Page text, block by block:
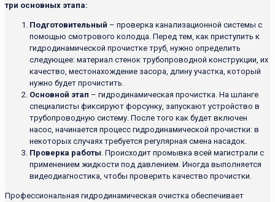
три основных этапа:
Подготовительный – проверка канализационной системы с
помощью смотрового колодца. Перед тем, как приступить к
гидродинамической прочистке труб, нужно определить
следующее: материал стенок трубопроводной конструкции, их
качество, местонахождение засора, длину участка, который
нужно будет прочистить.
Основной этап – гидродинамическая прочистка. На шланге
специалисты фиксируют форсунку, запускают устройство в
трубопроводную систему. После того как будет включен
насос, начинается процесс гидродинамической прочистки: в
некоторых случаях требуется регулярная смена насадок.
Проверка работы. Происходит промывка всей магистрали с
применением жидкости под давлением. Иногда выполняется
видеодиагностика, чтобы проверить качество прочистки.
Профессиональная гидродинамическая очистка обеспечивает